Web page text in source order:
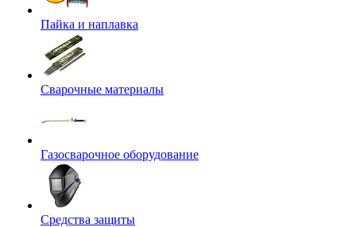
Пайка и наплавка
Сварочные материалы
Газосварочное оборудование
Средства защиты